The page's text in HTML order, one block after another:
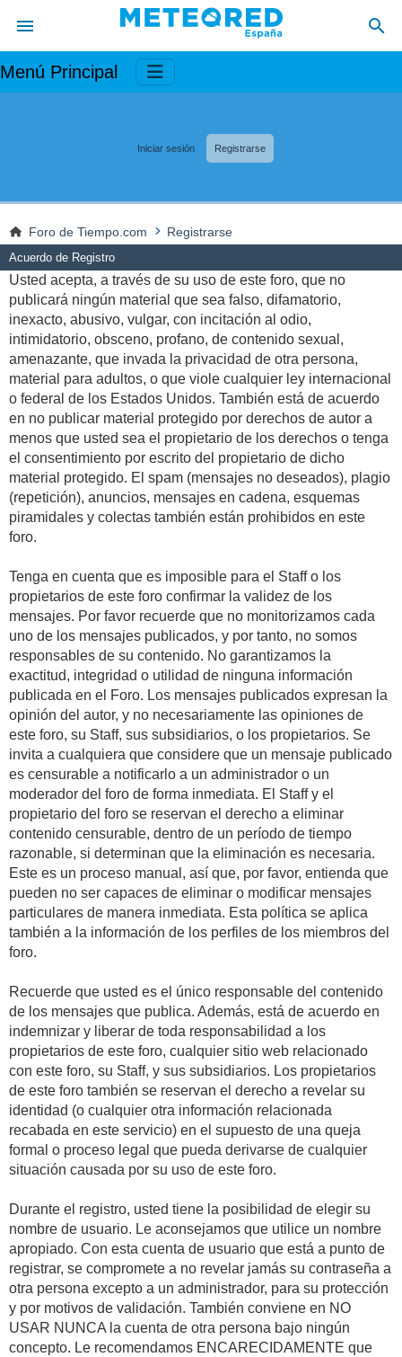
Menú Principal
Iniciar sesión Registrarse
Foro de Tiempo.com Registrarse
Acuerdo de Registro
Usted acepta, a través de su uso de este foro, que no
publicará ningún material que sea falso, difamatorio,
inexacto, abusivo, vulgar, con incitación al odio,
intimidatorio, obsceno, profano, de contenido sexual,
amenazante, que invada la privacidad de otra persona,
material para adultos, o que viole cualquier ley internacional
o federal de los Estados Unidos. También está de acuerdo
en no publicar material protegido por derechos de autor a
menos que usted sea el propietario de los derechos o tenga
el consentimiento por escrito del propietario de dicho
material protegido. El spam (mensajes no deseados), plagio
(repetición), anuncios, mensajes en cadena, esquemas
piramidales y colectas también están prohibidos en este
foro.
Tenga en cuenta que es imposible para el Staff o los
propietarios de este foro confirmar la validez de los
mensajes. Por favor recuerde que no monitorizamos cada
uno de los mensajes publicados, y por tanto, no somos
responsables de su contenido. No garantizamos la
exactitud, integridad o utilidad de ninguna información
publicada en el Foro. Los mensajes publicados expresan la
opinión del autor, y no necesariamente las opiniones de
este foro, su Staff, sus subsidiarios, o los propietarios. Se
invita a cualquiera que considere que un mensaje publicado
es censurable a notificarlo a un administrador o un
moderador del foro de forma inmediata. El Staff y el
propietario del foro se reservan el derecho a eliminar
contenido censurable, dentro de un período de tiempo
razonable, si determinan que la eliminación es necesaria.
Este es un proceso manual, así que, por favor, entienda que
pueden no ser capaces de eliminar o modificar mensajes
particulares de manera inmediata. Esta política se aplica
también a la información de los perfiles de los miembros del
foro.
Recuerde que usted es el único responsable del contenido
de los mensajes que publica. Además, está de acuerdo en
indemnizar y liberar de toda responsabilidad a los
propietarios de este foro, cualquier sitio web relacionado
con este foro, su Staff, y sus subsidiarios. Los propietarios
de este foro también se reservan el derecho a revelar su
identidad (o cualquier otra información relacionada
recabada en este servicio) en el supuesto de una queja
formal o proceso legal que pueda derivarse de cualquier
situación causada por su uso de este foro.
Durante el registro, usted tiene la posibilidad de elegir su
nombre de usuario. Le aconsejamos que utilice un nombre
apropiado. Con esta cuenta de usuario que está a punto de
registrar, se compromete a no revelar jamás su contraseña a
otra persona excepto a un administrador, para su protección
y por motivos de validación. También conviene en NO
USAR NUNCA la cuenta de otra persona bajo ningún
concepto. Le recomendamos ENCARECIDAMENTE que